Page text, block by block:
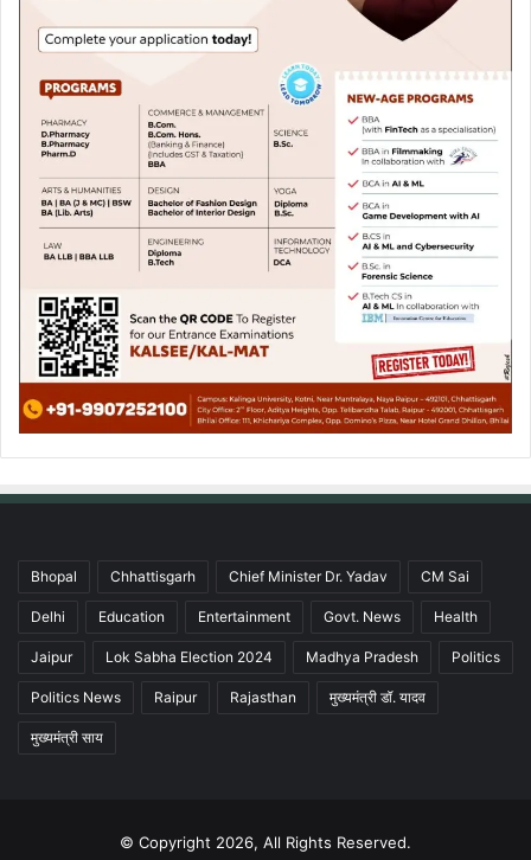
Bhopal Chhattisgarh Chief Minister Dr. Yadav CM Sai
Delhi Education Entertainment Govt. News Health
Jaipur Lok Sabha Election 2024 Madhya Pradesh Politics
Politics News Raipur Rajasthan मुख्यमंत्री डॉ. यादव
मुख्यमंत्री साय
© Copyright 2026, All Rights Reserved.